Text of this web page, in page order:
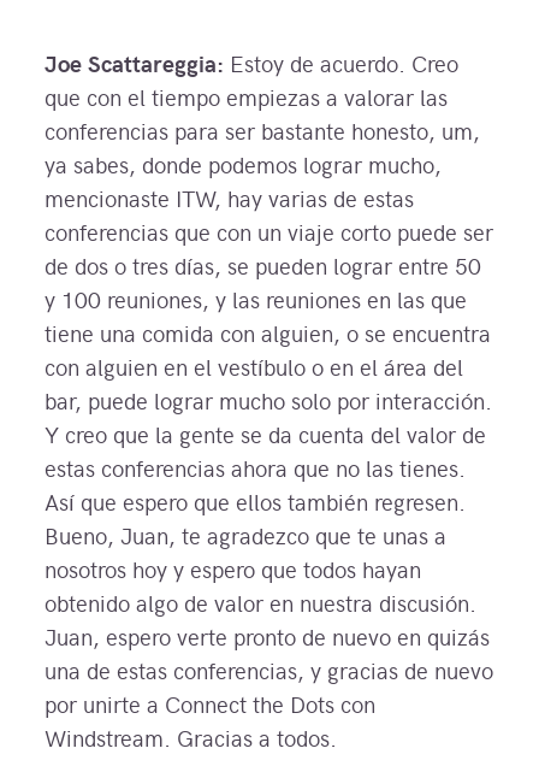
Joe Scattareggia: Estoy de acuerdo. Creo
que con el tiempo empiezas a valorar las
conferencias para ser bastante honesto, um,
ya sabes, donde podemos lograr mucho,
mencionaste ITW, hay varias de estas
conferencias que con un viaje corto puede ser
de dos o tres días, se pueden lograr entre 50
y 100 reuniones, y las reuniones en las que
tiene una comida con alguien, o se encuentra
con alguien en el vestíbulo o en el área del
bar, puede lograr mucho solo por interacción.
Y creo que la gente se da cuenta del valor de
estas conferencias ahora que no las tienes.
Así que espero que ellos también regresen.
Bueno, Juan, te agradezco que te unas a
nosotros hoy y espero que todos hayan
obtenido algo de valor en nuestra discusión.
Juan, espero verte pronto de nuevo en quizás
una de estas conferencias, y gracias de nuevo
por unirte a Connect the Dots con
Windstream. Gracias a todos.